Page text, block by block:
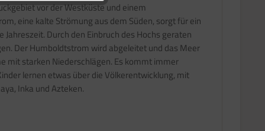
vor der Westküste und einem
eine kalte Strömung aus dem Süden, sorgt für ein
Durch den Einbruch des Hochs geraten
Der Humboldtstrom wird abgeleitet und das Meer
mit starken Niederschlägen. Es kommt immer
lernen etwas über die Völkerentwicklung, mit
Inka und Azteken.
Inaktiv